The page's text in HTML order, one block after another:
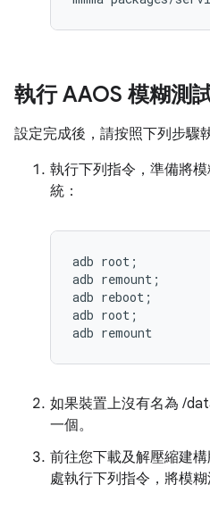
執行 AAOS 模糊測
設定完成後，請按照下列步驟
執行下列指令，準備將
統：
adb root;
adb remount;
adb reboot;
adb root;
如果裝置上沒有名為 /
一個。
前往您下載及解壓縮建
處執行下列指令，將模糊